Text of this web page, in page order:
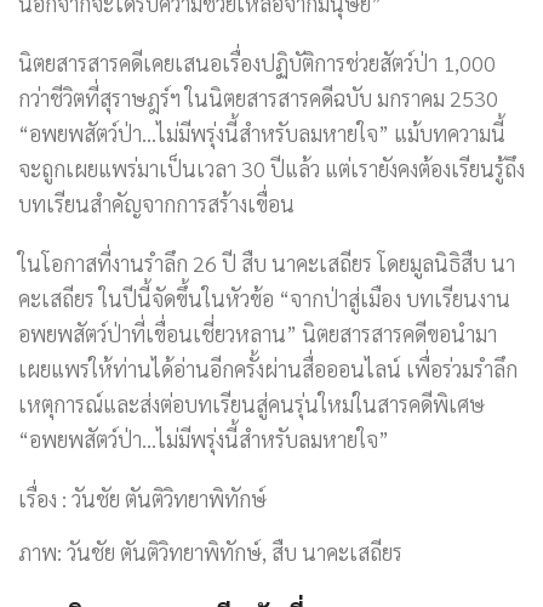
นิตยสารสารคดีเคยเสนอเรื่องปฏิบัติการช่วยสัตว์ป่า 1,000
กว่าชีวิตที่สุราษฎร์ฯ ในนิตยสารสารคดีฉบับ มกราคม 2530
“อพยพสัตว์ป่า…ไม่มีพรุ่งนี้สำหรับลมหายใจ” แม้บทความนี้
จะถูกเผยแพร่มาเป็นเวลา 30 ปีแล้ว แต่เรายังคงต้องเรียนรู้ถึง
บทเรียนสำคัญจากการสร้างเขื่อน
ในโอกาสที่งานรำลึก 26 ปี สืบ นาคะเสถียร โดยมูลนิธิสืบ นา
คะเสถียร ในปีนี้จัดขึ้นในหัวข้อ “จากป่าสู่เมือง บทเรียนงาน
อพยพสัตว์ป่าที่เขื่อนเชี่ยวหลาน” นิตยสารสารคดีขอนำมา
เผยแพร่ให้ท่านได้อ่านอีกครั้งผ่านสื่อออนไลน์ เพื่อร่วมรำลึก
เหตุการณ์และส่งต่อบทเรียนสู่คนรุ่นใหม่ในสารคดีพิเศษ
“อพยพสัตว์ป่า…ไม่มีพรุ่งนี้สำหรับลมหายใจ”
เรื่อง : วันชัย ตันติวิทยาพิทักษ์
ภาพ: วันชัย ตันติวิทยาพิทักษ์, สืบ นาคะเสถียร